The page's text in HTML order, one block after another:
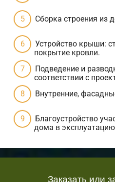
Сборка строения из
Устройство крыши:
покрытие кровли.
Подведение и
соответствии с
Внутренние,
Благоустройство
дома в
Заказать или